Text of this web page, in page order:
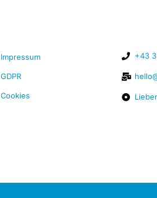
Impressum
GDPR
Cookies
+43